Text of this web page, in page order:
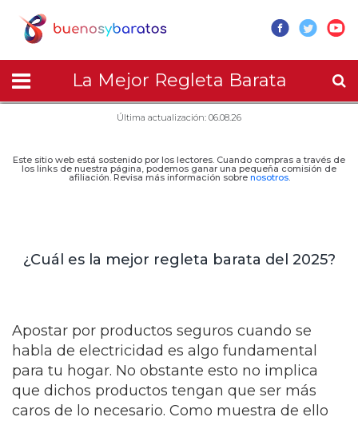
La Mejor Regleta Barata
Última actualización: 06.08.26
Este sitio web está sostenido por los lectores. Cuando compras a través de
los links de nuestra página, podemos ganar una pequeña comisión de
afiliación. Revisa más información sobre nosotros.
¿Cuál es la mejor regleta barata del 2025?
Apostar por productos seguros cuando se
habla de electricidad es algo fundamental
para tu hogar. No obstante esto no implica
que dichos productos tengan que ser más
caros de lo necesario. Como muestra de ello